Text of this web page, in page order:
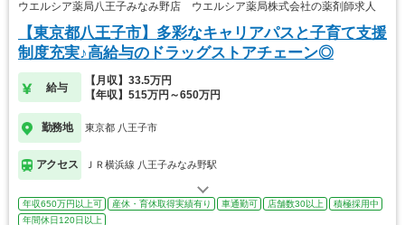
ウエルシア薬局八王子みなみ野店 ウエルシア薬局株式会社の薬剤師求人
【東京都八王子市】多彩なキャリアパスと子育て支援
制度充実♪高給与のドラッグストアチェーン◎
給与
【月収】33.5万円
【年収】515万円～650万円
勤務地 東京都 八王子市
アクセス ＪＲ横浜線 八王子みなみ野駅
年収650万円以上可 産休・育休取得実績有り 車通勤可 店舗数30以上
積極採用中
年間休日120日以上